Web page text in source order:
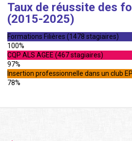
Taux de réussite des
(2015-2025)
Formations Filières (1478 stagiaires)
100%
CQP ALS AGEE (467 stagiaires)
97%
Insertion professionnelle dans un club
78%